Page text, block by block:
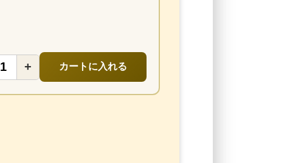
+ カートに入れる